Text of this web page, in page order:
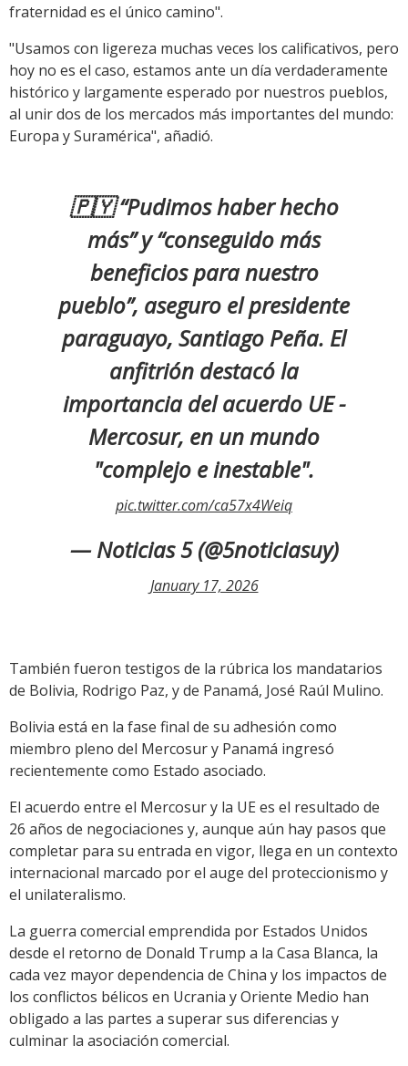
fraternidad es el único camino".
"Usamos con ligereza muchas veces los calificativos, pero
hoy no es el caso, estamos ante un día verdaderamente
histórico y largamente esperado por nuestros pueblos,
al unir dos de los mercados más importantes del mundo:
Europa y Suramérica", añadió.
🇵🇾 “Pudimos haber hecho
más” y “conseguido más
beneficios para nuestro
pueblo”, aseguro el presidente
paraguayo, Santiago Peña. El
anfitrión destacó la
importancia del acuerdo UE -
Mercosur, en un mundo
"complejo e inestable".
pic.twitter.com/ca57x4Weiq
— Noticias 5 (@5noticiasuy)
January 17, 2026
También fueron testigos de la rúbrica los mandatarios
de Bolivia, Rodrigo Paz, y de Panamá, José Raúl Mulino.
Bolivia está en la fase final de su adhesión como
miembro pleno del Mercosur y Panamá ingresó
recientemente como Estado asociado.
El acuerdo entre el Mercosur y la UE es el resultado de
26 años de negociaciones y, aunque aún hay pasos que
completar para su entrada en vigor, llega en un contexto
internacional marcado por el auge del proteccionismo y
el unilateralismo.
La guerra comercial emprendida por Estados Unidos
desde el retorno de Donald Trump a la Casa Blanca, la
cada vez mayor dependencia de China y los impactos de
los conflictos bélicos en Ucrania y Oriente Medio han
obligado a las partes a superar sus diferencias y
culminar la asociación comercial.